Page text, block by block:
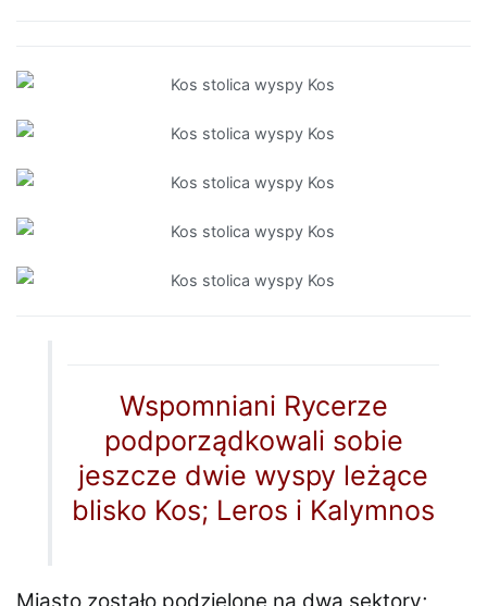
Wspomniani Rycerze
podporządkowali sobie
jeszcze dwie wyspy leżące
blisko Kos; Leros i Kalymnos